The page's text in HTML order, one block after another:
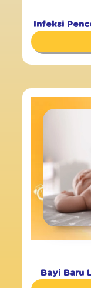
Infeksi
Bayi Baru